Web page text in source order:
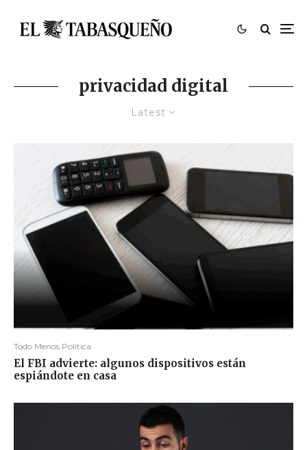
privacidad digital
Latest
Todo Menos Política
El FBI advierte: algunos dispositivos están
espiándote en casa